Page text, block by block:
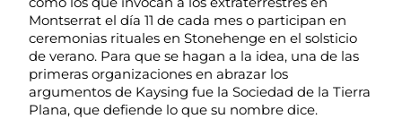
Montserrat el día 11 de cada mes o participan en
ceremonias rituales en Stonehenge en el solsticio
de verano. Para que se hagan a la idea, una de las
primeras organizaciones en abrazar los
argumentos de Kaysing fue la Sociedad de la Tierra
Plana, que defiende lo que su nombre dice.